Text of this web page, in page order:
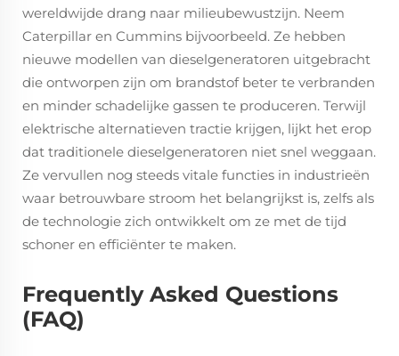
wereldwijde drang naar milieubewustzijn. Neem
Caterpillar en Cummins bijvoorbeeld. Ze hebben
nieuwe modellen van dieselgeneratoren uitgebracht
die ontworpen zijn om brandstof beter te verbranden
en minder schadelijke gassen te produceren. Terwijl
elektrische alternatieven tractie krijgen, lijkt het erop
dat traditionele dieselgeneratoren niet snel weggaan.
Ze vervullen nog steeds vitale functies in industrieën
waar betrouwbare stroom het belangrijkst is, zelfs als
de technologie zich ontwikkelt om ze met de tijd
schoner en efficiënter te maken.
Frequently Asked Questions
(FAQ)